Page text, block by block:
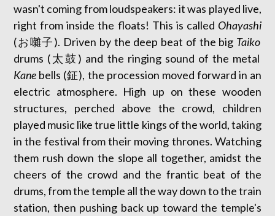
wasn't coming from loudspeakers: it was played live,
right from inside the floats! This is called Ohayashi
(お囃子). Driven by the deep beat of the big Taiko
drums (太鼓) and the ringing sound of the metal
Kane bells (鉦), the procession moved forward in an
electric atmosphere. High up on these wooden
structures, perched above the crowd, children
played music like true little kings of the world, taking
in the festival from their moving thrones. Watching
them rush down the slope all together, amidst the
cheers of the crowd and the frantic beat of the
drums, from the temple all the way down to the train
station, then pushing back up toward the temple's